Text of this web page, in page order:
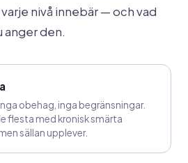
nivå innebär — och vad
anger den.
obehag, inga begränsningar.
flesta med kronisk smärta
sällan upplever.